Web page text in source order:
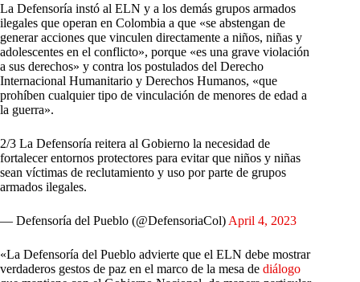
La Defensoría instó al ELN y a los demás grupos armados
ilegales que operan en Colombia a que «se abstengan de
generar acciones que vinculen directamente a niños, niñas y
adolescentes en el conflicto», porque «es una grave violación
a sus derechos» y contra los postulados del Derecho
Internacional Humanitario y Derechos Humanos, «que
prohíben cualquier tipo de vinculación de menores de edad a
la guerra».
2/3 La Defensoría reitera al Gobierno la necesidad de
fortalecer entornos protectores para evitar que niños y niñas
sean víctimas de reclutamiento y uso por parte de grupos
armados ilegales.
— Defensoría del Pueblo (@DefensoriaCol) April 4, 2023
«La Defensoría del Pueblo advierte que el ELN debe mostrar
verdaderos gestos de paz en el marco de la mesa de diálogo